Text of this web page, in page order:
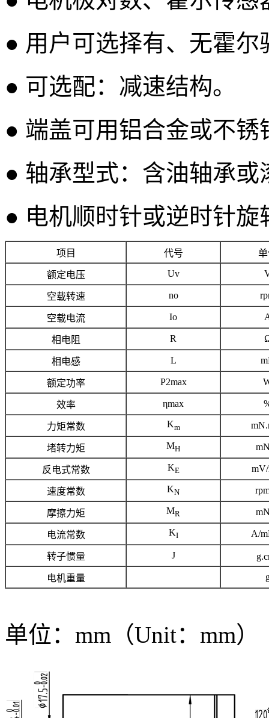
● 用户可选择有、无霍尔
● 可选配：减速结构。
● 端盖可用铝合金或不锈
● 轴承型式：含油轴承或
● 电机顺时针或逆时针旋
项目 代号
额定电压 Uv
空载转速 no
空载电流 Io
相电阻 R
相电感 L
额定功率 P2max
效率 ηmax
力矩常数 Km
堵转力矩 MH
反电式常数 KE
速度常数 KN
摩擦力矩 MR
电流常数 KI A/
转子惯量 J
电机重量
单位：mm（Unit：mm）